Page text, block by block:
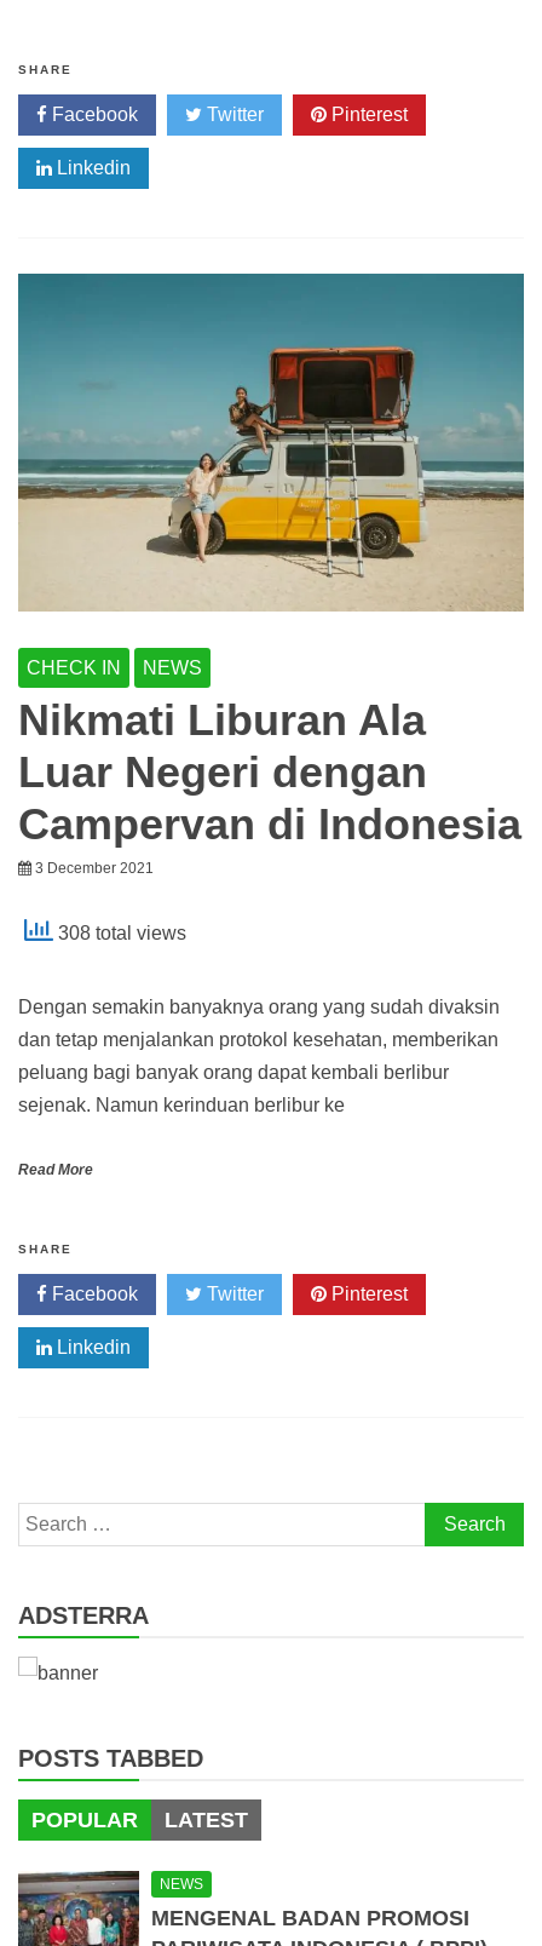
SHARE
Facebook Twitter Pinterest
Linkedin
CHECK IN NEWS
Nikmati Liburan Ala
Luar Negeri dengan
Campervan di Indonesia
3 December 2021
308 total views
Dengan semakin banyaknya orang yang sudah divaksin
dan tetap menjalankan protokol kesehatan, memberikan
peluang bagi banyak orang dapat kembali berlibur
sejenak. Namun kerinduan berlibur ke
Read More
SHARE
Facebook Twitter Pinterest
Linkedin
Search
for:
ADSTERRA
POSTS TABBED
POPULAR LATEST
NEWS
MENGENAL BADAN PROMOSI